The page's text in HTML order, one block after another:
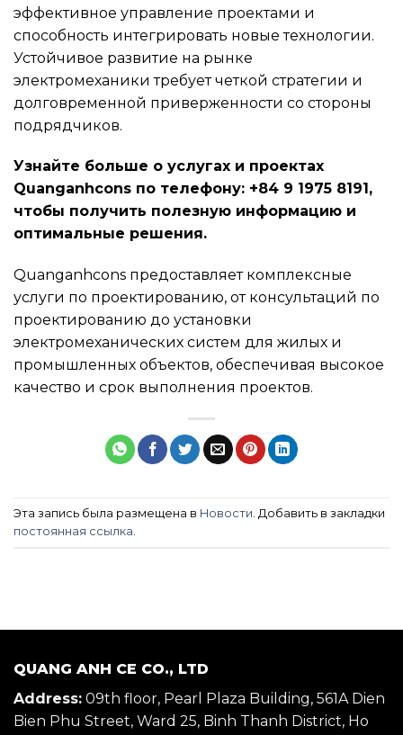
эффективное управление проектами и
способность интегрировать новые технологии.
Устойчивое развитие на рынке
электромеханики требует четкой стратегии и
долговременной приверженности со стороны
подрядчиков.
Узнайте больше о услугах и проектах
Quanganhcons по телефону: +84 9 1975 8191,
чтобы получить полезную информацию и
оптимальные решения.
Quanganhcons предоставляет комплексные
услуги по проектированию, от консультаций по
проектированию до установки
электромеханических систем для жилых и
промышленных объектов, обеспечивая высокое
качество и срок выполнения проектов.
Эта запись была размещена в Новости . Добавить в закладки
постоянная ссылка
QUANG ANH CE CO., LTD
Address: 09th floor, Pearl Plaza Building, 561A Dien
Bien Phu Street, Ward 25, Binh Thanh District, Ho